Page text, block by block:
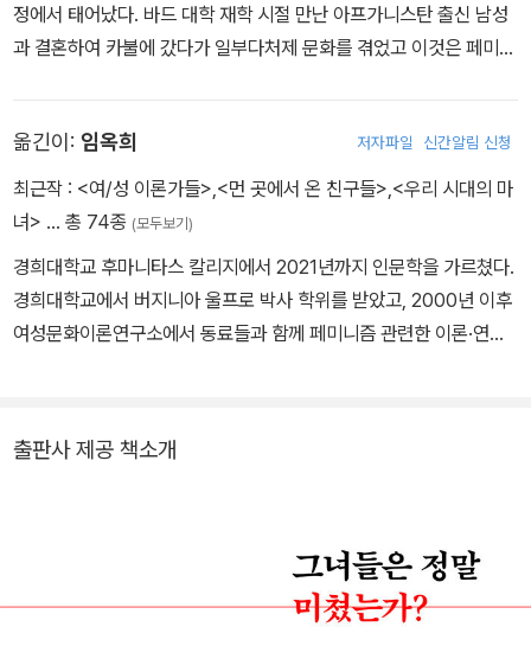
정에서 태어났다. 바드 대학 재학 시절 만난 아프가니스탄 출신 남성
과 결혼하여 카불에 갔다가 일부다처제 문화를 겪었고 이것은 페미니
문을 열었다. 뉴욕 사회과학대학원을 거쳐 뉴욕의과대학에서 신경생
리학 펠로우십을 취득했으며, 『사이언스』에 논문을 발표한 후 1969
년에 심리학 박사학위를 받았다. 1970년에 뉴욕시립대학 리치먼드
산하의 모든 대학에서 정규 교육과정으로 공인되었다. 1969년에 여
성심리학회(Association for Women in Psychology)를, 1974
년에 전국여성건강네트워크(National Women’s Health Networ
페이지에 실린 최초의 페미니스트 작품으로 기록되었으며 이후 전 세
American Bride in Kabul』(2013)는 ‘2013 전국 유대인 도서상(N
ational Jewish Book Award)’을 수상했다. 이 밖에 『남성에 대해
서About Men』(1978), 『재판정에 선 어머니들Mothers on Trial
옮긴이: 임옥희 저자파일 신간알림 신청
최근작 : <여/성 이론가들> <먼 곳에서 온 친구들> <우리 시대의 마
녀> … 총 74종 (모두보기)
경희대학교 후마니타스 칼리지에서 2021년까지 인문학을 가르쳤다.
경희대학교에서 버지니아 울프로 박사 학위를 받았고, 2000년 이후
여성문화이론연구소에서 동료들과 함께 페미니즘 관련한 이론·연구·
3) 등이 있다.
출판사 제공 책소개